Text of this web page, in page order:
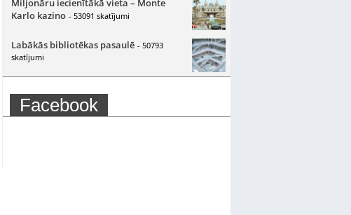
Miljonāru iecienītākā vieta – Monte
Karlo kazino - 53091 skatījumi
Labākās bibliotēkas pasaulē - 50793
skatījumi
Facebook